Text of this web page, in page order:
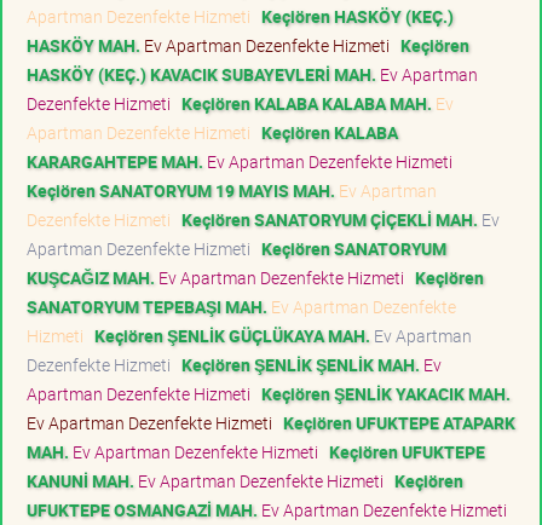
Apartman Dezenfekte Hizmeti Keçiören HASKÖY (KEÇ.)
HASKÖY MAH. Ev Apartman Dezenfekte Hizmeti Keçiören
HASKÖY (KEÇ.) KAVACIK SUBAYEVLERİ MAH. Ev Apartman
Dezenfekte Hizmeti Keçiören KALABA KALABA MAH. Ev
Apartman Dezenfekte Hizmeti Keçiören KALABA
KARARGAHTEPE MAH. Ev Apartman Dezenfekte Hizmeti
Keçiören SANATORYUM 19 MAYIS MAH. Ev Apartman
Dezenfekte Hizmeti Keçiören SANATORYUM ÇİÇEKLİ MAH. Ev
Apartman Dezenfekte Hizmeti Keçiören SANATORYUM
KUŞCAĞIZ MAH. Ev Apartman Dezenfekte Hizmeti Keçiören
SANATORYUM TEPEBAŞI MAH. Ev Apartman Dezenfekte
Hizmeti Keçiören ŞENLİK GÜÇLÜKAYA MAH. Ev Apartman
Dezenfekte Hizmeti Keçiören ŞENLİK ŞENLİK MAH. Ev
Apartman Dezenfekte Hizmeti Keçiören ŞENLİK YAKACIK MAH.
Ev Apartman Dezenfekte Hizmeti Keçiören UFUKTEPE ATAPARK
MAH. Ev Apartman Dezenfekte Hizmeti Keçiören UFUKTEPE
KANUNİ MAH. Ev Apartman Dezenfekte Hizmeti Keçiören
UFUKTEPE OSMANGAZİ MAH. Ev Apartman Dezenfekte Hizmeti